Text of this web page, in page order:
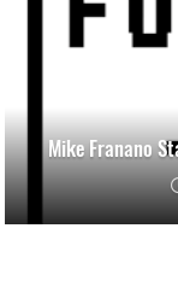
Mike Franano